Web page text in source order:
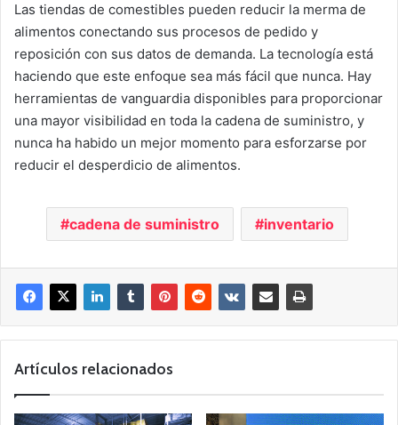
Las tiendas de comestibles pueden reducir la merma de
alimentos conectando sus procesos de pedido y
reposición con sus datos de demanda. La tecnología está
haciendo que este enfoque sea más fácil que nunca. Hay
herramientas de vanguardia disponibles para proporcionar
una mayor visibilidad en toda la cadena de suministro, y
nunca ha habido un mejor momento para esforzarse por
reducir el desperdicio de alimentos.
cadena de suministro inventario
Artículos relacionados